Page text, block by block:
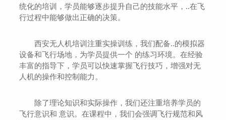
统化的培训，学员能够逐步提升自己的技能水平，..在飞
行过程中能够做出正确的决策。
西安无人机培训注重实操训练，我们配备..的模拟器
设备和飞行场地，为学员提供一个 的练习环境。在经验
丰富的指导下，学员可以快速掌握飞行技巧，增强对无
人机的操作和控制能力。
除了理论知识和实际操作，我们还注重培养学员的
飞行意识和 意识。在课程中，我们会强调飞行规范和风